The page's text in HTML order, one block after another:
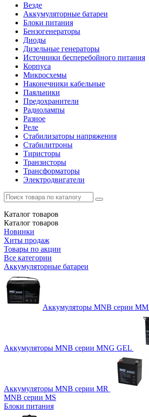
Везде
Аккумуляторные батареи
Блоки питания
Бензогенераторы
Диоды
Дизельные генераторы
Источники бесперебойного питания
Корпуса
Микросхемы
Наконечники кабельные
Паяльники
Предохранители
Радиолампы
Разное
Реле
Стабилизаторы напряжения
Стабилитроны
Тиристоры
Транзисторы
Трансформаторы
Электродвигатели
Каталог товаров
Каталог товаров
Новинки
Хиты продаж
Товары по акции
Все категории
Аккумуляторные батареи
Аккумуляторы MNB серии MM
Аккумуляторы MNB серии MNG GEL
Аккумуляторы MNB серии MR
MNB серии MS
Блоки питания